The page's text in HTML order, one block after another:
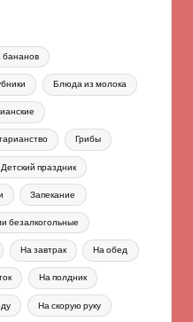
Блюда из молока
Грибы
Детский праздник
Запекание
безалкогольные
На завтрак На обед
На полдник
На скорую руку